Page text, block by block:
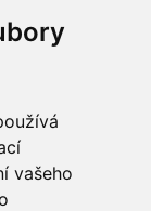
vašeho